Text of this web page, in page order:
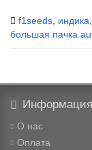
f1seeds индика
большая пачка
Информация
О нас
Оплата